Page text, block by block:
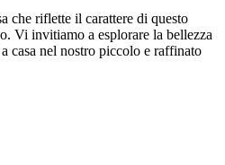
che riflette il carattere di questo
Vi invitiamo a esplorare la bellezza
casa nel nostro piccolo e raffinato